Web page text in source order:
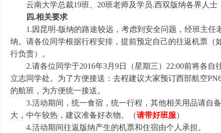
云南大学总裁19班、20班老师及学员.西双版纳各界人士
四.相关要求
1.因昆明-版纳的路途较远，考虑到安全问题，经班主
纳。请各位同学根据行程安排，提前预定自己的往返机票
行负责）。
2.请各位同学于2016年3月 9日（星期三） 22:00前将各自
立志同学处。 为了方便接送：去程建议大家预订西部航空
的航班，为方便统一接送。
3.活动期间，统一食宿，统一行程，其他相关用品请自
大，中午较热，建议准备好衣物。（请带好班服）
4.活动期间往返版纳产生的机票和住宿由个人承担。